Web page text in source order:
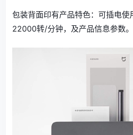
包装背面印有产品特色：可插电使
22000转/分钟，及产品信息参数。